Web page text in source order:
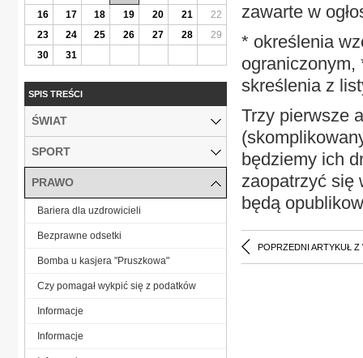
zawarte w
* określenia
ograniczonym,
skreślenia z
Trzy pierwsze
będziemy ich
zaopatrzyć się
będą
POPRZEDNI ARTYKUŁ Z
16
17 18 19 20 21
22
23
24 25 26 27 28
29
30
31
SPIS TREŚCI
ŚWIAT
SPORT
PRAWO
Bariera dla uzdrowicieli
Bezprawne odsetki
Bomba u kasjera "Pruszkowa"
Czy pomagał wykpić się z podatków
Informacje
Informacje